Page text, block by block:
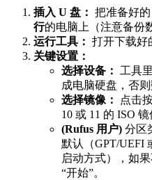
插入 U 盘： 把准备好
行的电脑上（注意备份
运行工具： 打开下载好
关键设置：
选择设备：
工具里
成电脑硬盘，否则
选择镜像：
点击
10 或 11 的 ISO 镜
(Rufus 用户) 分区
默认（GPT/UEFI
启动方式），如
“开始”。